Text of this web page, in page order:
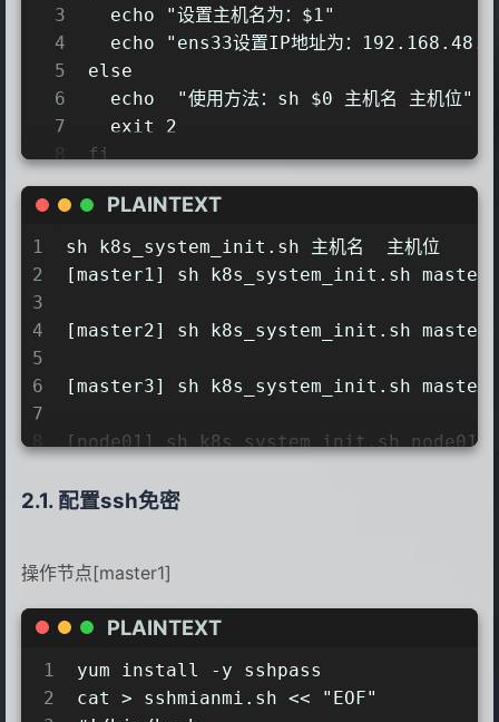
3
4
5
6
7
8
9
10
19
20
21
23
25
27
28
  echo "设置主机名为：$1"
echo "ens33设置IP地址为：
else
  echo  "使用方法：sh $0 主机名 主机位"
  exit 2
fi
echo
echo "1.正在设置主机名：$1"
hostnamectl set-hostname $1
echo "2.正在关闭firewalld、dnsmasq、
systemctl disable dnsmasq &> /dev/
systemctl stop dnsmasq
sed -i
setenforce 0
echo "3.正在设置ens33：192.168.48.$2"
TYPE=Ethernet
BROWSER_ONLY=no
BOOTPROTO=static
PLAINTEXT
1
2
3
4
5
6
7
8
sh k8s_system_init.sh 主机名  主机位
[master1] sh k8s_system_init.sh
[master2] sh k8s_system_init.sh
[master3] sh k8s_system_init.sh
[node01] sh k8s_system_init.sh node01
配置ssh免密
操作节点[master1]
PLAINTEXT
1
2
yum install -y sshpass
cat > sshmianmi.sh << "EOF"